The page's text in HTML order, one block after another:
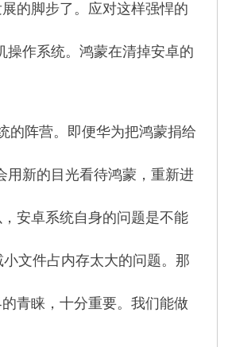
的脚步了。应对这样强悍的
操作系统。鸿蒙在清掉安卓的
的阵营。即便华为把鸿蒙捐给
用新的目光看待鸿蒙，重新进
安卓系统自身的问题是不能
文件占内存太大的问题。那
青睐，十分重要。我们能做